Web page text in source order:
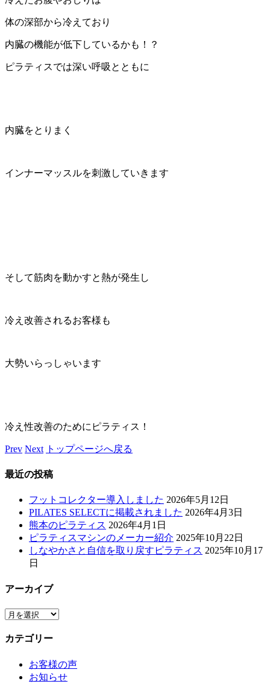
体の深部から冷えており
内臓の機能が低下しているかも！？
ピラティスでは深い呼吸とともに
内臓をとりまく
インナーマッスルを刺激していきます
そして筋肉を動かすと熱が発生し
冷え改善されるお客様も
大勢いらっしゃいます
冷え性改善のためにピラティス！
Prev Next トップページへ戻る
最近の投稿
フットコレクター導入しました 2026年5月12日
PILATES SELECTに掲載されました 2026年4月3日
熊本のピラティス 2026年4月1日
ピラティスマシンのメーカー紹介 2025年10月22日
しなやかさと自信を取り戻すピラティス 2025年10月17
日
アーカイブ
ア
カ
カテゴリー
お客様の声
お知らせ